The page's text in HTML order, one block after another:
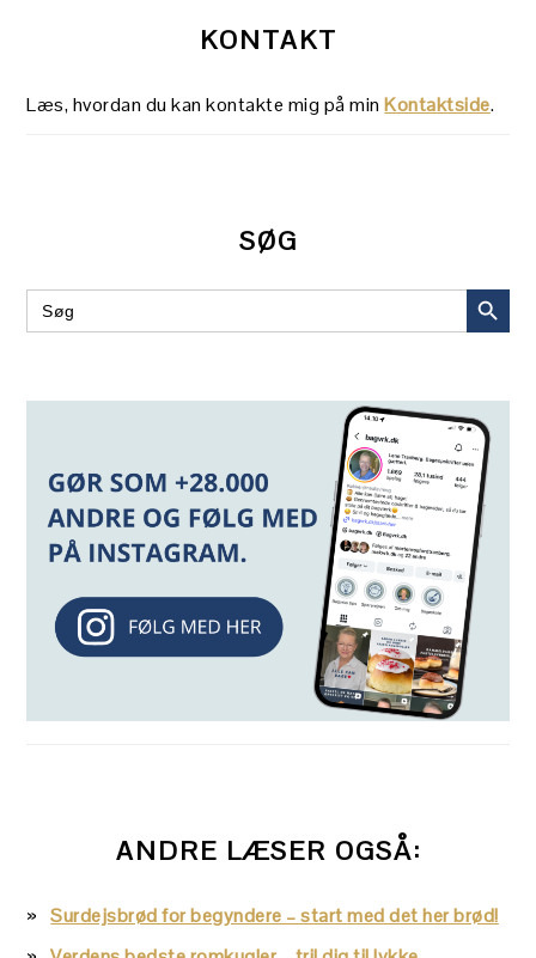
KONTAKT
Læs, hvordan du kan kontakte mig på minKontaktside.
SØG
Search
for:
SEARCH
ANDRE LÆSER OGSÅ:
Surdejsbrød for begyndere – start med det her brød!